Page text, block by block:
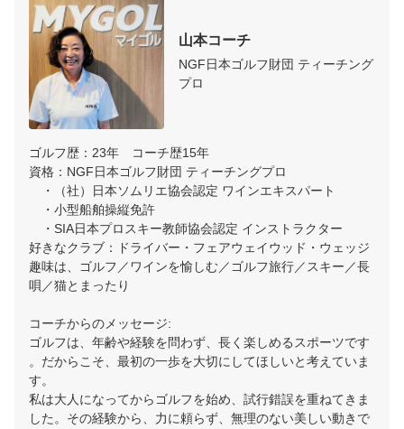
山本コーチ
NGF日本ゴルフ財団 ティーチング
プロ
ゴルフ歴：23年　コーチ歴15年
資格：NGF日本ゴルフ財団 ティーチングプロ
・（社）日本ソムリエ協会認定 ワインエキスパート
・小型船舶操縦免許
・SIA日本プロスキー教師協会認定 インストラクター
好きなクラブ：ドライバー・フェアウェイウッド・ウェッジ
趣味は、ゴルフ／ワインを愉しむ／ゴルフ旅行／スキー／長
唄／猫とまったり
コーチからのメッセージ:
ゴルフは、年齢や経験を問わず、長く楽しめるスポーツです
。だからこそ、最初の一歩を大切にしてほしいと考えていま
す。
私は大人になってからゴルフを始め、試行錯誤を重ねてきま
した。その経験から、力に頼らず、無理のない美しい動きで